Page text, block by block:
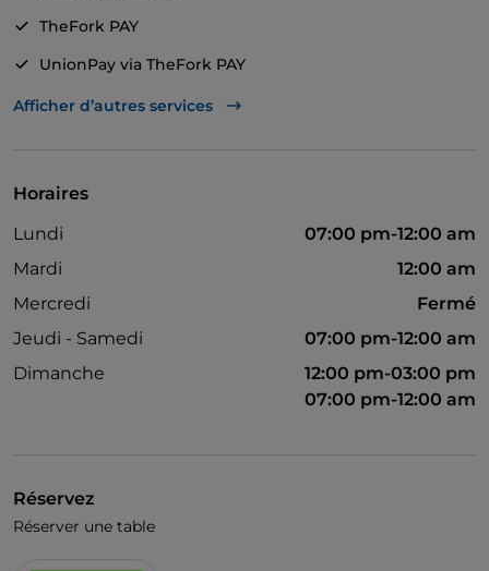
TheFork PAY
UnionPay via TheFork PAY
Visa
Guichet automatique
Dîner spectacle
Cocktail
Mastercard
Afficher d’autres services
Horaires
Lundi
07:00 pm-12:00 am
Mardi
12:00 am
Mercredi
Fermé
Jeudi - Samedi
07:00 pm-12:00 am
Dimanche
12:00 pm-03:00 pm
07:00 pm-12:00 am
Réservez
Réserver une table